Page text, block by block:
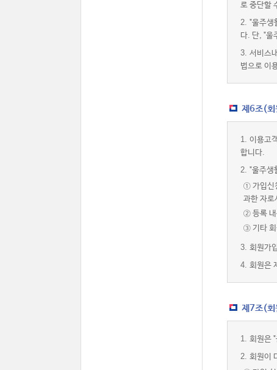
로 중단할
2. "울주생
다. 단, "울
3. 서비스
법으로 이
제6조(회
1. 이용고
합니다.
2. "울주생
① 가입신
과한 자로
② 등록 내
③ 기타 회
3. 회원가
4. 회원은
제7조(회
1. 회원은
2. 회원이